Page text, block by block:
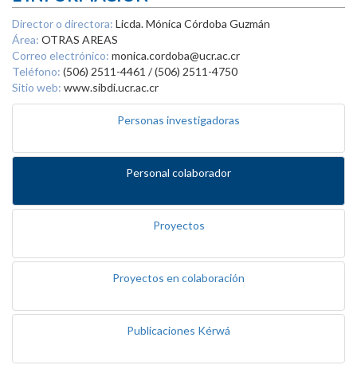
Director o directora: Licda. Mónica Córdoba Guzmán
Área: OTRAS AREAS
Correo electrónico: monica.cordoba@ucr.ac.cr
Teléfono: (506) 2511-4461 / (506) 2511-4750
Sitio web: www.sibdi.ucr.ac.cr
Personas investigadoras
Personal colaborador
Proyectos
Proyectos en colaboración
Publicaciones Kérwá